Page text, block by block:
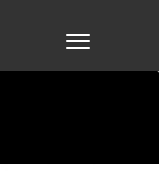
TOGGLE